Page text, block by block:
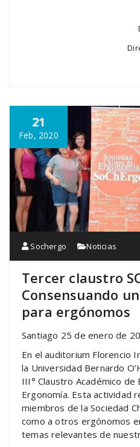
21
Feb, 2020
Sochergo Noticias
Tercer claustro
Consensuando
para ergónomos
Santiago 25 de enero de
En el auditorium Florencio
la Universidad Bernardo
III° Claustro Académico de
Ergonomía. Esta actividad
miembros de la Sociedad
como a otros ergónomos
temas relevantes de